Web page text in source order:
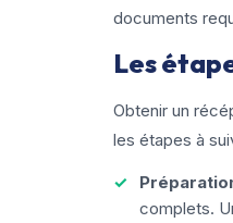
documents
Les
Obtenir un
les étapes à
complets.